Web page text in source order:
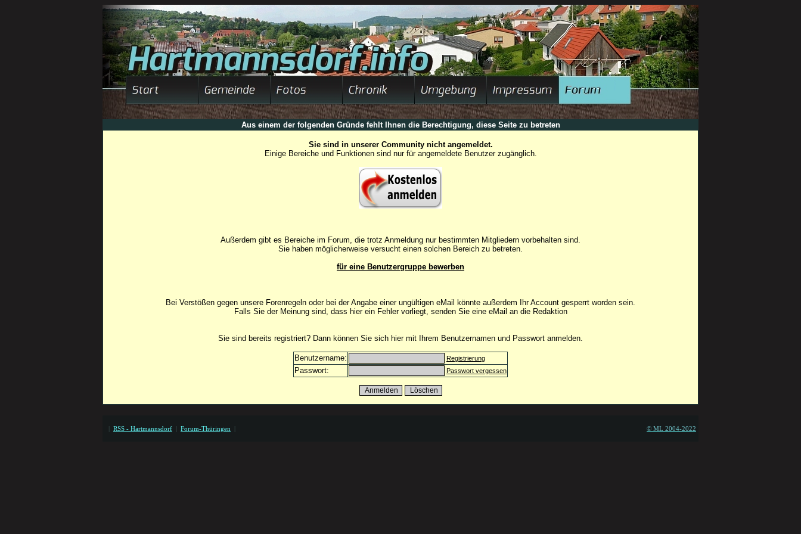
Aus einem der folgenden Gründe fehlt Ihnen die Berechtigung, diese Seite zu betreten
Sie sind in unserer Community nicht angemeldet.
Einige Bereiche und Funktionen sind nur für angemeldete Benutzer zugänglich.
Außerdem gibt es Bereiche im Forum, die trotz Anmeldung nur bestimmten Mitgliedern vorbehalten sind.
Sie haben möglicherweise versucht einen solchen Bereich zu betreten.
für eine Benutzergruppe bewerben
Bei Verstößen gegen unsere Forenregeln oder bei der Angabe einer ungültigen eMail könnte außerdem Ihr Account gesperrt worden sein.
Falls Sie der Meinung sind, dass hier ein Fehler vorliegt, senden Sie eine eMail an die Redaktion
Sie sind bereits registriert? Dann können Sie sich hier mit Ihrem Benutzernamen und Passwort anmelden.
Benutzername: Registrierung
Passwort: Passwort vergessen
| RSS - Hartmannsdorf | Forum-Thüringen | © ML 2004-2022